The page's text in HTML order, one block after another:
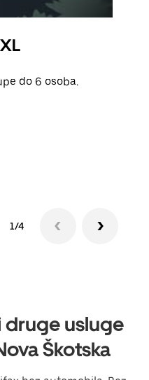
do 6 osoba.
1/4
druge usluge
Škotska